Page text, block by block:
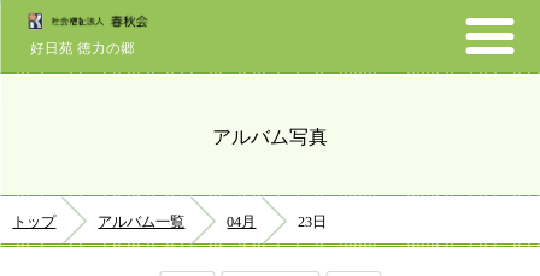
好日苑 徳力の郷
アルバム写真
トップ アルバム一覧 04月 23日